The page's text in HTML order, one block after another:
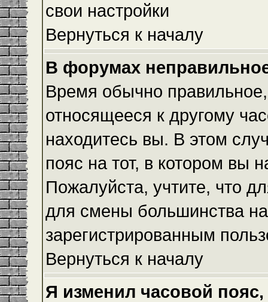
свои настройки
Вернуться к началу
В форумах
Время обычно
относящееся к другому
находитесь вы. В этом
пояс на тот, в котором вы
Пожалуйста, учтите, что
для смены большинства
зарегистрированным
Вернуться к началу
Я изменил часовой